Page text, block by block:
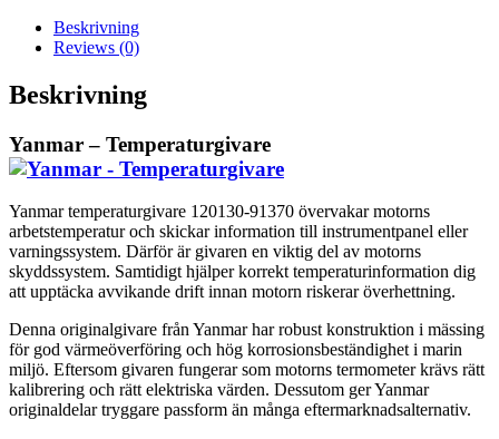
Beskrivning
Reviews (0)
Beskrivning
Yanmar – Temperaturgivare
Yanmar temperaturgivare 120130-91370 övervakar motorns
arbetstemperatur och skickar information till instrumentpanel eller
varningssystem. Därför är givaren en viktig del av motorns
skyddssystem. Samtidigt hjälper korrekt temperaturinformation dig
att upptäcka avvikande drift innan motorn riskerar överhettning.
Denna originalgivare från Yanmar har robust konstruktion i mässing
för god värmeöverföring och hög korrosionsbeständighet i marin
miljö. Eftersom givaren fungerar som motorns termometer krävs rätt
kalibrering och rätt elektriska värden. Dessutom ger Yanmar
originaldelar tryggare passform än många eftermarknadsalternativ.